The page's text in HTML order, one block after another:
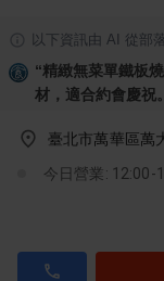
以下資訊由 AI 從部
“精緻無菜單鐵板
材，適合約會慶祝。
臺北市萬華區萬
今日營業: 12:00-